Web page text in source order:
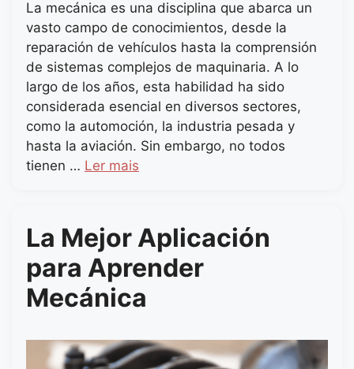
La mecánica es una disciplina que abarca un
vasto campo de conocimientos, desde la
reparación de vehículos hasta la comprensión
de sistemas complejos de maquinaria. A lo
largo de los años, esta habilidad ha sido
considerada esencial en diversos sectores,
como la automoción, la industria pesada y
hasta la aviación. Sin embargo, no todos
tienen … Ler mais
La Mejor Aplicación
para Aprender
Mecánica